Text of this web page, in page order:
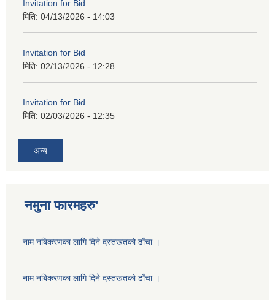
Invitation for Bid
मिति: 04/13/2026 - 14:03
Invitation for Bid
मिति: 02/13/2026 - 12:28
Invitation for Bid
मिति: 02/03/2026 - 12:35
अन्य
नमुना फारमहरु'
नाम नबिकरणका लागि दिने दस्तखतको ढाँचा ।
नाम नबिकरणका लागि दिने दस्तखतको ढाँचा ।